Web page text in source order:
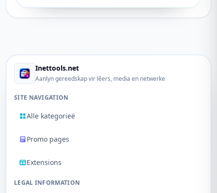
Inettools.net
Aanlyn gereedskap vir lêers, media en netwerke
SITE NAVIGATION
Alle kategorieë
Promo pages
Extensions
LEGAL INFORMATION